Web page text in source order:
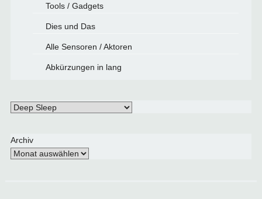
Tools / Gadgets
Dies und Das
Alle Sensoren / Aktoren
Abkürzungen in lang
Schlagwörter
Archiv